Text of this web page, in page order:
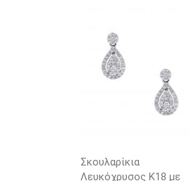
Σκουλαρίκια
Λευκόχρυσος Κ18 με